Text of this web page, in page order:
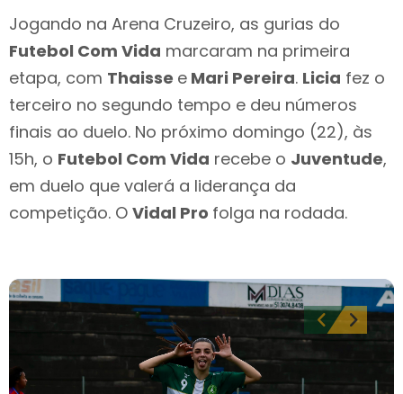
Jogando na Arena Cruzeiro, as gurias do
Futebol Com Vida marcaram na primeira
etapa, com Thaisse e Mari Pereira. Licia fez o
terceiro no segundo tempo e deu números
finais ao duelo. No próximo domingo (22), às
15h, o Futebol Com Vida recebe o Juventude,
em duelo que valerá a liderança da
competição. O Vidal Pro folga na rodada.